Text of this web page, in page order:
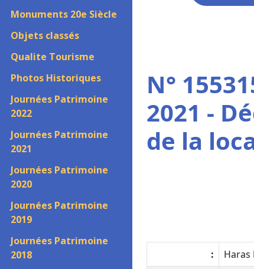
Monuments 20e Siècle
Objets classés
Qualite Tourisme
Photos Historiques
Journées Patrimoine
2022
Journées Patrimoine
2021
Journées Patrimoine
2020
Journées Patrimoine
2019
Journées Patrimoine
2018
N°
2021 -
de la
:
Haras